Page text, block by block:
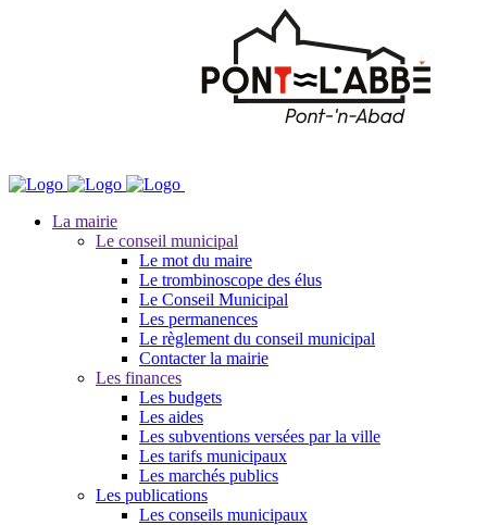
La mairie
Le conseil municipal
Le mot du maire
Le trombinoscope des élus
Le Conseil Municipal
Les permanences
Le règlement du conseil municipal
Contacter la mairie
Les finances
Les budgets
Les aides
Les subventions versées par la ville
Les tarifs municipaux
Les marchés publics
Les publications
Les conseils municipaux